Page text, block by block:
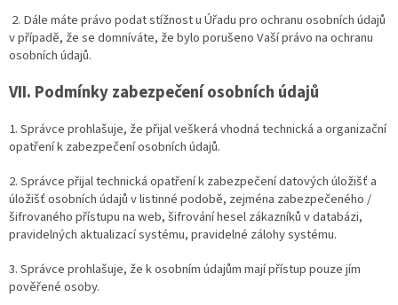
2. Dále máte právo podat stížnost u Úřadu pro ochranu osobních údajů
v případě, že se domníváte, že bylo porušeno Vaší právo na ochranu
osobních údajů.
VII. Podmínky zabezpečení osobních údajů
1. Správce prohlašuje, že přijal veškerá vhodná technická a organizační
opatření k zabezpečení osobních údajů.
2. Správce přijal technická opatření k zabezpečení datových úložišť a
úložišť osobních údajů v listinné podobě, zejména zabezpečeného /
šifrovaného přístupu na web, šifrování hesel zákazníků v databázi,
pravidelných aktualizací systému, pravidelné zálohy systému.
3. Správce prohlašuje, že k osobním údajům mají přístup pouze jím
pověřené osoby.